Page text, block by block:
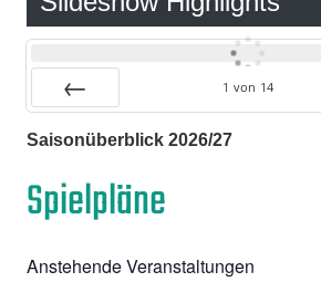
1 von 14
Saisonüberblick 2026/27
Spielpläne
Anstehende Veranstaltungen